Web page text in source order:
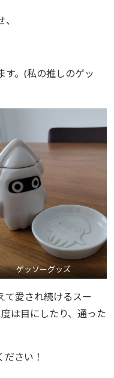
す。(私の推しのゲッ
ゲッソーグッズ
て愛され続けるスー
は目にしたり、通った
さい！